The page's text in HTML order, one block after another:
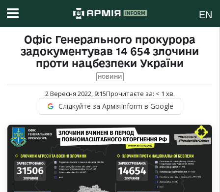
EN
Офіс Генерального прокурора
задокументував 14 654 злочини
проти нацбезпеки України
НОВИНИ
2 Вересня 2022, 9:15Прочитаєте за: < 1 хв.
Слідкуйте за АрміяInform в Google